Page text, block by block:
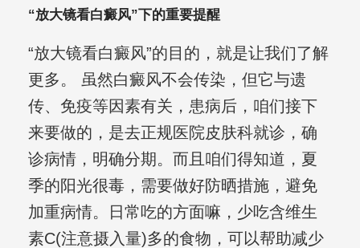
“放大镜看白癜风”下的重要提醒
“放大镜看白癜风”的目的，就是让我们了解
更多。 虽然白癜风不会传染，但它与遗
传、免疫等因素有关，患病后，咱们接下
来要做的，是去正规医院皮肤科就诊，确
诊病情，明确分期。而且咱们得知道，夏
季的阳光很毒，需要做好防晒措施，避免
加重病情。日常吃的方面嘛，少吃含维生
素C(注意摄入量)多的食物，可以帮助减少